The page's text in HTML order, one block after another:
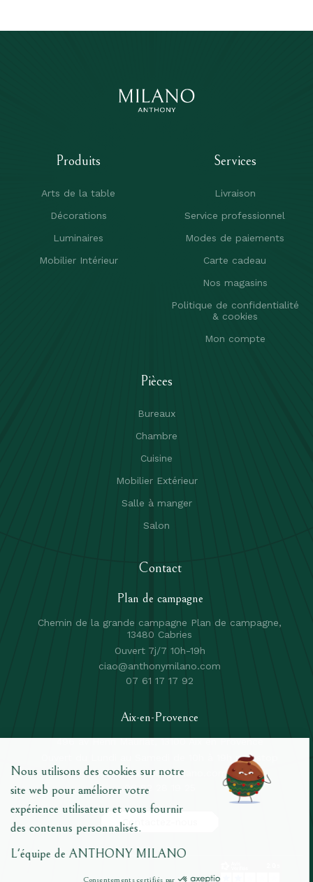
Produits
Arts de la table
Décorations
Luminaires
Mobilier Intérieur
Services
Livraison
Service professionnel
Modes de paiements
Carte cadeau
Nos magasins
Politique de confidentialité
& cookies
Mon compte
Pièces
Bureaux
Chambre
Cuisine
Mobilier Extérieur
Salle à manger
Salon
Contact
Plan de campagne
Chemin de la grande campagne Plan de campagne,
13480 Cabries
Ouvert 7j/7 10h-19h
ciao@anthonymilano.com
07 61 17 17 92
Aix-en-Provence
496 av Henri Mauriat, 13100 Aix en Provence
Ouvert du Lundi au Samedi de 10h à 19h non stop
ciaoaix@anthonymilano.com
06 82 28 19 25
Contactez-nous